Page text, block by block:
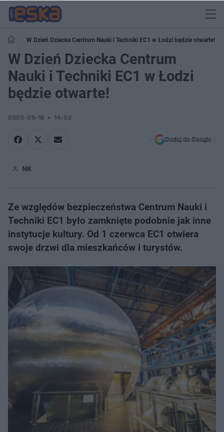
W Dzień Dziecka Centrum Nauki i Techniki EC1 w Łodzi będzie otwarte!
W Dzień Dziecka Centrum
Nauki i Techniki EC1 w Łodzi
będzie otwarte!
2020-05-18 14:02
Dodaj do Google
NK
Ze względów bezpieczeństwa Centrum Nauki i
Techniki EC1 było zamknięte podobnie jak inne
instytucje kultury. Od 1 czerwca EC1 otwiera
swoje drzwi dla mieszkańców i turystów.